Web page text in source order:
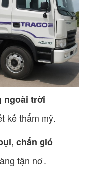
ngoài trời
kế thẩm mỹ.
chắn gió
tận nơi.